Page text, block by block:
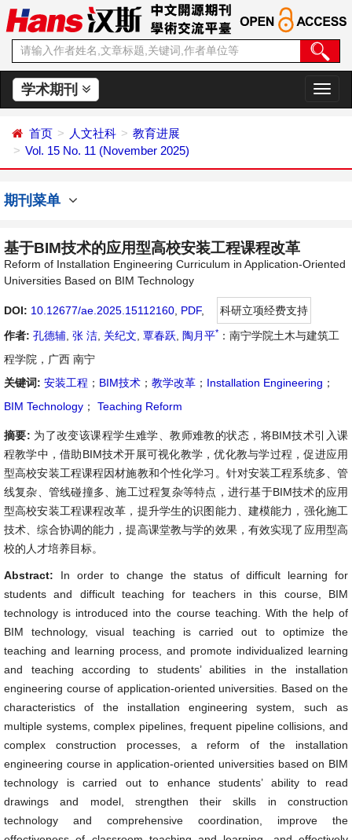
学术期刊
切
换
首页 人文社科
教育进展
Vol. 15 No. 11 (November 2025)
期刊菜单
基于BIM技术的应用型高校安装工程课程改革
Reform of Installation Engineering Curriculum in Application-Oriented
Universities Based on BIM Technology
DOI: 10.12677/ae.2025.15112160 PDF,
科研立项经费支持
作者: 孔德辅 张 洁 关纪文 覃春跃 陶月平* ：南宁学院土木与建筑工
程学院，广西 南宁
关键词: 安装工程 ； BIM技术 ； 教学改革 ； Installation Engineering ；
BIM Technology ； Teaching Reform
摘要: 为了改变该课程学生难学、教师难教的状态，将BIM技术引入课
程教学中，借助BIM技术开展可视化教学，优化教与学过程，促进应用
型高校安装工程课程因材施教和个性化学习。针对安装工程系统多、管
线复杂、管线碰撞多、施工过程复杂等特点，进行基于BIM技术的应用
型高校安装工程课程改革，提升学生的识图能力、建模能力，强化施工
技术、综合协调的能力，提高课堂教与学的效果，有效实现了应用型高
校的人才培养目标。
Abstract: In order to change the status of difficult learning for
students and difficult teaching for teachers in this course, BIM
technology is introduced into the course teaching. With the help of
BIM technology, visual teaching is carried out to optimize the
teaching and learning process, and promote individualized learning
and teaching according to students’ abilities in the installation
engineering course of application-oriented universities. Based on the
characteristics of the installation engineering system, such as
multiple systems, complex pipelines, frequent pipeline collisions, and
complex construction processes, a reform of the installation
engineering course in application-oriented universities based on BIM
technology is carried out to enhance students’ ability to read
drawings and model, strengthen their skills in construction
technology and comprehensive coordination, improve the